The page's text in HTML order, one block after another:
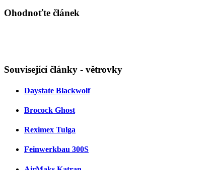
Ohodnoťte článek
Související články - větrovky
Daystate Blackwolf
Brocock Ghost
Reximex Tulga
Feinwerkbau 300S